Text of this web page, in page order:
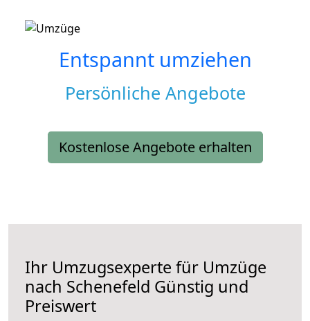
Entspannt umziehen
Persönliche Angebote
Kostenlose Angebote erhalten
Ihr Umzugsexperte für Umzüge
nach Schenefeld Günstig und
Preiswert